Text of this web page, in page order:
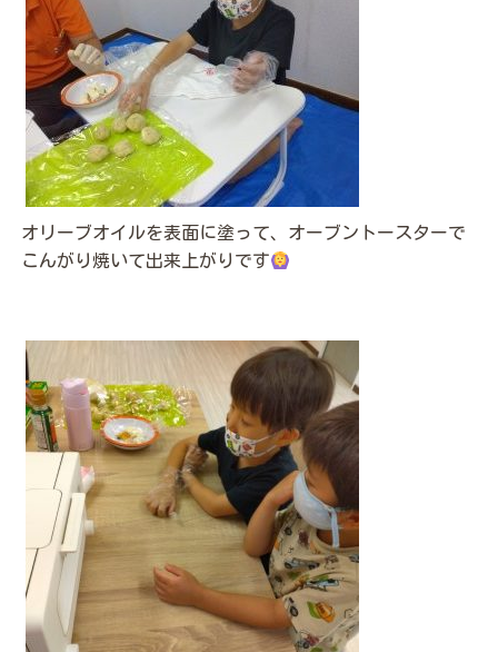
オリーブオイルを表面に塗って、オーブントースターで
こんがり焼いて出来上がりです